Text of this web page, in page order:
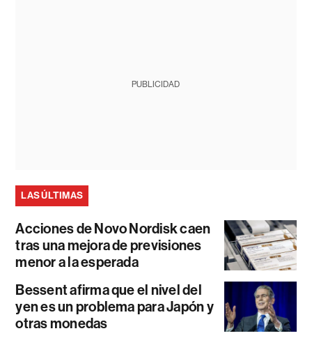
PUBLICIDAD
LAS ÚLTIMAS
Acciones de Novo Nordisk caen
tras una mejora de previsiones
menor a la esperada
Bessent afirma que el nivel del
yen es un problema para Japón y
otras monedas